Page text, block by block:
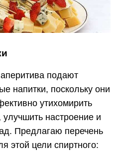
подают
напитки, поскольку они
утихомирить
улучшить настроение и
Предлагаю перечень
этой цели спиртного: